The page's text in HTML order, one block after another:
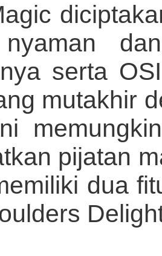
serta
mutakhir
pijatan
dua